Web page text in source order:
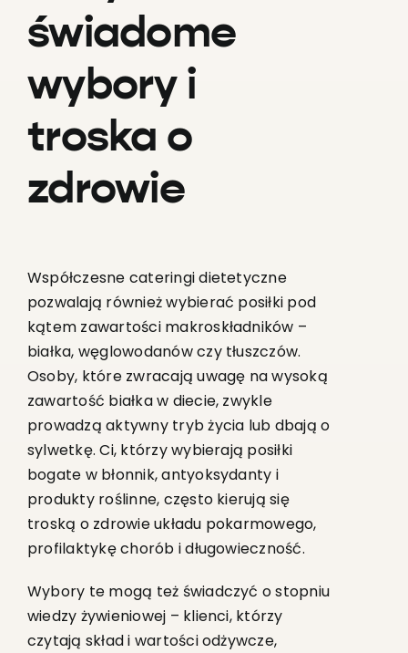
świadome
wybory i
troska o
zdrowie
Współczesne cateringi dietetyczne
pozwalają również wybierać posiłki pod
kątem zawartości makroskładników –
białka, węglowodanów czy tłuszczów.
Osoby, które zwracają uwagę na wysoką
zawartość białka w diecie, zwykle
prowadzą aktywny tryb życia lub dbają o
sylwetkę. Ci, którzy wybierają posiłki
bogate w błonnik, antyoksydanty i
produkty roślinne, często kierują się
troską o zdrowie układu pokarmowego,
profilaktykę chorób i długowieczność.
Wybory te mogą też świadczyć o stopniu
wiedzy żywieniowej – klienci, którzy
czytają skład i wartości odżywcze,